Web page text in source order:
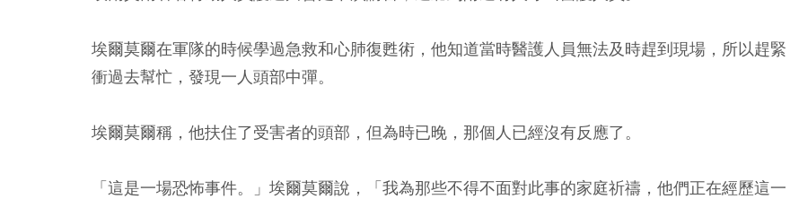
埃爾莫爾在軍隊的時候學過急救和心肺復甦術，他知道當時醫護人員無法及時趕到現場，所以趕緊
衝過去幫忙，發現一人頭部中彈。
埃爾莫爾稱，他扶住了受害者的頭部，但為時已晚，那個人已經沒有反應了。
「這是一場恐怖事件。」埃爾莫爾說，「我為那些不得不面對此事的家庭祈禱，他們正在經歷這一